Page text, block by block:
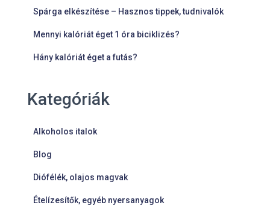
Spárga elkészítése – Hasznos tippek, tudnivalók
Mennyi kalóriát éget 1 óra biciklizés?
Hány kalóriát éget a futás?
Kategóriák
Alkoholos italok
Blog
Diófélék, olajos magvak
Ételízesítők, egyéb nyersanyagok